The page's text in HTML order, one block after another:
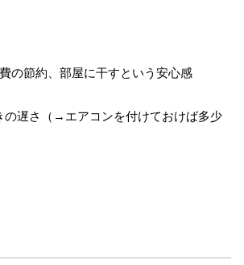
の節約、部屋に干すという安心感
の遅さ（→エアコンを付けておけば多少